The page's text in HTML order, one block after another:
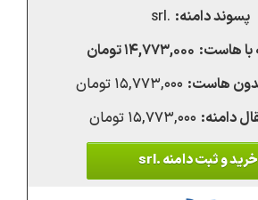
.srl
۱۴,۷۷۳,۰۰۰ تومان
۱۵,۷۷۳,۰۰۰ تومان
۱۵,۷۷۳,۰۰۰ تومان
خرید و ثبت دامنه .srl